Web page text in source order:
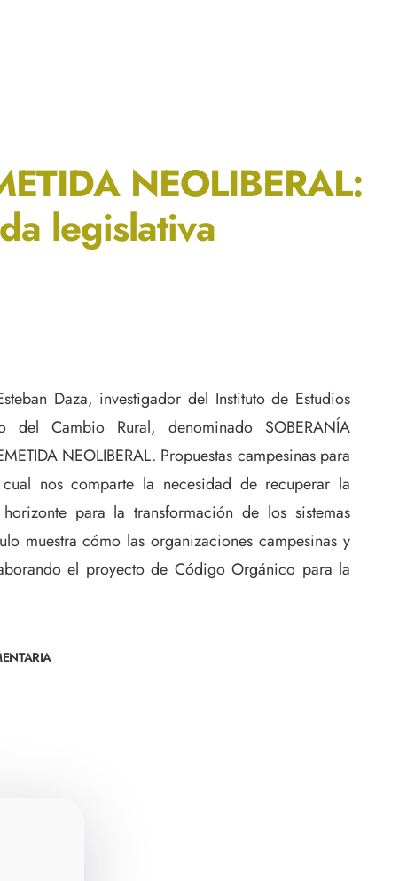
NEOLIBERAL:
legislativa
Daza, investigador del Instituto de Estudios
del Cambio Rural, denominado SOBERANÍA
NEOLIBERAL. Propuestas campesinas para
nos comparte la necesidad de recuperar la
para la transformación de los sistemas
muestra cómo las organizaciones campesinas y
el proyecto de Código Orgánico para la